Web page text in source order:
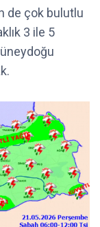
de çok bulutlu
3 ile 5